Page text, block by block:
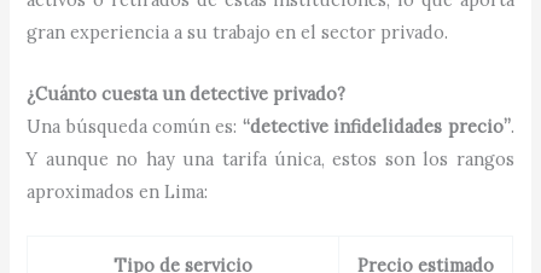
gran experiencia a su trabajo en el sector privado.
¿Cuánto cuesta un detective privado?
Una búsqueda común es: “detective infidelidades precio”.
Y aunque no hay una tarifa única, estos son los rangos
aproximados en Lima:
Tipo de servicio Precio estimado